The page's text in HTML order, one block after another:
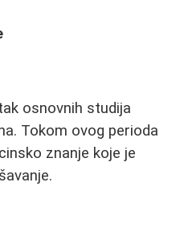
osnovnih studija
Tokom ovog perioda
znanje koje je